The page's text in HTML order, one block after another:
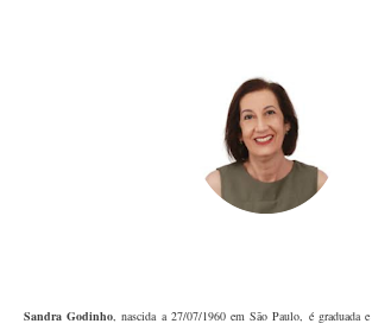
Sandra Godinho, nascida a 27/07/1960 em São Paulo, é graduada